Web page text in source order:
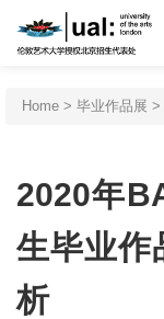
首页
申请程序
专业设置
Home > 毕业作品展 >
2020年
生毕业作
析